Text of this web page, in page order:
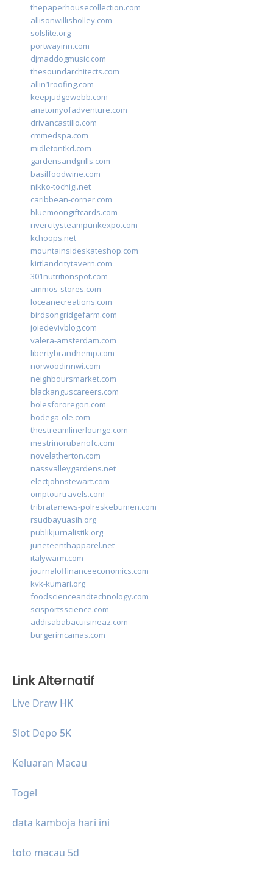
thepaperhousecollection.com
allisonwillisholley.com
solslite.org
portwayinn.com
djmaddogmusic.com
thesoundarchitects.com
allin1roofing.com
keepjudgewebb.com
anatomyofadventure.com
drivancastillo.com
cmmedspa.com
midletontkd.com
gardensandgrills.com
basilfoodwine.com
nikko-tochigi.net
caribbean-corner.com
bluemoongiftcards.com
rivercitysteampunkexpo.com
kchoops.net
mountainsideskateshop.com
kirtlandcitytavern.com
301nutritionspot.com
ammos-stores.com
loceanecreations.com
birdsongridgefarm.com
joiedevivblog.com
valera-amsterdam.com
libertybrandhemp.com
norwoodinnwi.com
neighboursmarket.com
blackanguscareers.com
bolesfororegon.com
bodega-ole.com
thestreamlinerlounge.com
mestrinorubanofc.com
novelatherton.com
nassvalleygardens.net
electjohnstewart.com
omptourtravels.com
tribratanews-polreskebumen.com
rsudbayuasih.org
publikjurnalistik.org
juneteenthapparel.net
italywarm.com
journaloffinanceeconomics.com
kvk-kumari.org
foodscienceandtechnology.com
scisportsscience.com
addisababacuisineaz.com
burgerimcamas.com
Link Alternatif
Live Draw HK
Slot Depo 5K
Keluaran Macau
Togel
data kamboja hari ini
toto macau 5d